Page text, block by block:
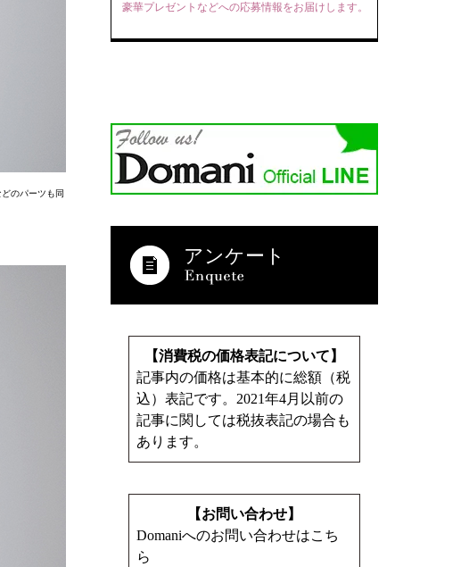
のパーツも同
豪華プレゼントなどへの応募情報をお届けします。
アンケート
【消費税の価格表記について】
記事内の価格は基本的に総額（税
込）表記です。2021年4月以前の
記事に関しては税抜表記の場合も
あります。
【お問い合わせ】
Domaniへのお問い合わせはこち
ら